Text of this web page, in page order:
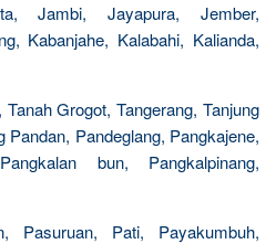
Jambi, Jayapura, Jember,
Kabanjahe, Kalabahi, Kalianda,
Grogot, Tangerang, Tanjung
Pandan, Pandeglang, Pangkajene,
bun, Pangkalpinang,
Pasuruan, Pati, Payakumbuh,